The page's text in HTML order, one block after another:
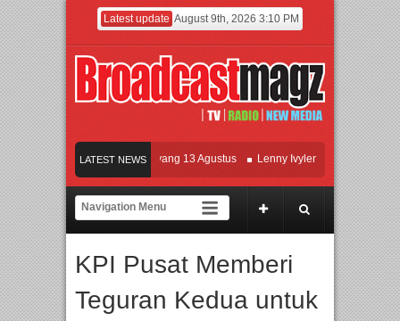
Latest update August 9th, 2026 3:10 PM
LATEST NEWS
KETOK MEJIK Siap Tayang 13 Agustus Lenny Ivylen: 26 Tahun Jaga
dan Universitas Agung Podomoro Jalin Kerja Sama Pendidikan dan Riset untuk
KPI Pusat Memberi
Teguran Kedua untuk